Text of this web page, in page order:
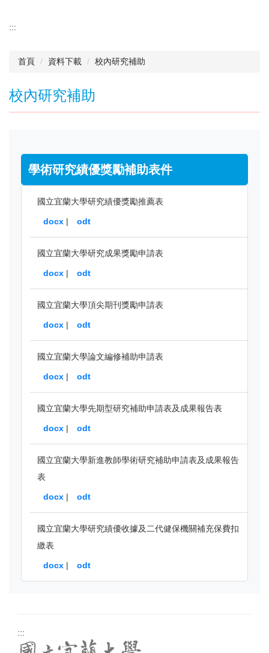
:::
首頁 資料下載 校內研究補助
校內研究補助
學術研究績優獎勵補助表件
國立宜蘭大學研究績優獎勵推薦表
docx | odt
國立宜蘭大學研究成果獎勵申請表
docx | odt
國立宜蘭大學頂尖期刊獎勵申請表
docx | odt
國立宜蘭大學論文編修補助申請表
docx | odt
國立宜蘭大學先期型研究補助申請表及成果報告表
docx | odt
國立宜蘭大學新進教師學術研究補助申請表及成果報告
表
docx | odt
國立宜蘭大學研究績優收據及二代健保機關補充保費扣
繳表
docx | odt
:::